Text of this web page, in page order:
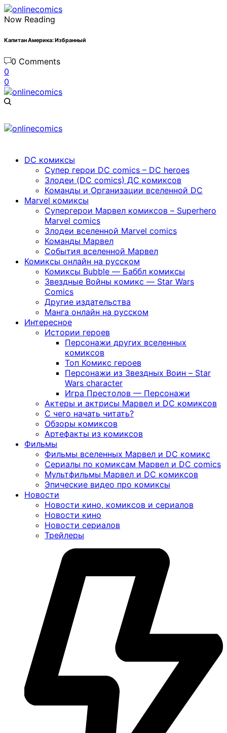
Now Reading
Капитан Америка: Избранный
0 Comments
0
0
DC комиксы
Cупер герои DC comics – DC heroes
Злодеи (DC comics) ДС комиксов
Команды и Организации вселенной DC
Marvel комиксы
Cупергерои Марвел комиксов – Superhero
Marvel comics
Злодеи вселенной Marvel comics
Команды Марвел
События вселенной Марвел
Комиксы онлайн на русском
Комиксы Bubble — Баббл комиксы
Звездные Войны комикс — Star Wars
Comics
Другие издательства
Манга онлайн на русском
Интересное
Истории героев
Персонажи других вселенных
комиксов
Топ Комикс героев
Персонажи из Звездных Воин – Star
Wars character
Игра Престолов — Персонажи
Актеры и актрисы Марвел и DC комиксов
С чего начать читать?
Обзоры комиксов
Артефакты из комиксов
Фильмы
Фильмы вселенных Марвел и DC комикс
Сериалы по комиксам Марвел и DC comics
Мультфильмы Марвел и DC комиксов
Эпические видео про комиксы
Новости
Новости кино, комиксов и сериалов
Новости кино
Новости сериалов
Трейлеры